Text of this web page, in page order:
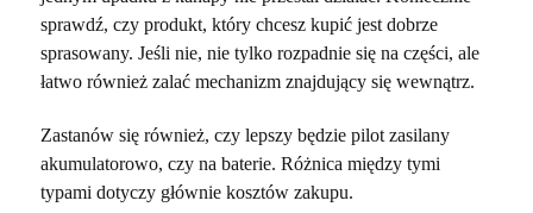
sprawdź, czy produkt, który chcesz kupić jest dobrze
sprasowany. Jeśli nie, nie tylko rozpadnie się na części, ale
łatwo również zalać mechanizm znajdujący się wewnątrz.
Zastanów się również, czy lepszy będzie pilot zasilany
akumulatorowo, czy na baterie. Różnica między tymi
typami dotyczy głównie kosztów zakupu.